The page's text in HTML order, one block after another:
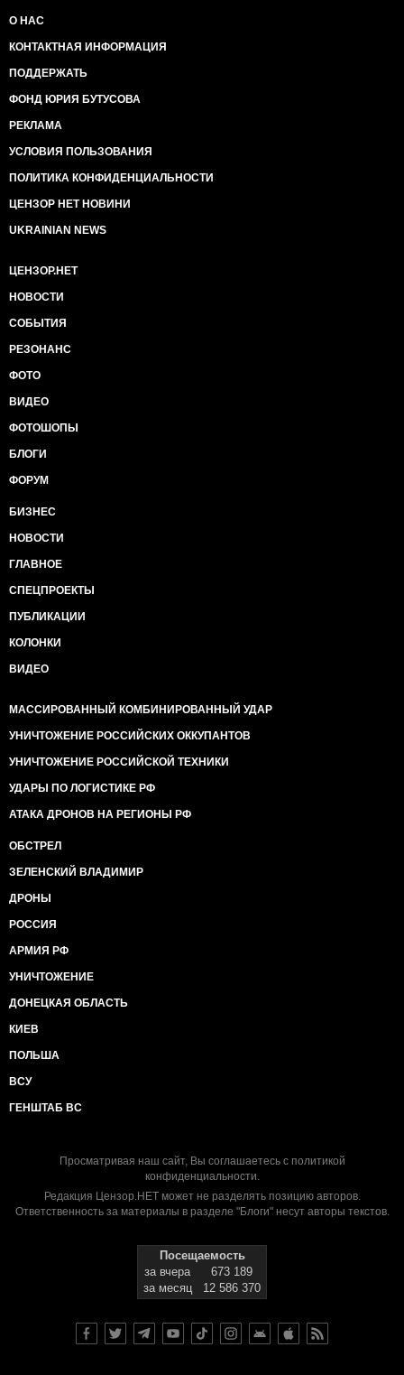
О НАС
КОНТАКТНАЯ ИНФОРМАЦИЯ
ПОДДЕРЖАТЬ
ФОНД ЮРИЯ БУТУСОВА
РЕКЛАМА
УСЛОВИЯ ПОЛЬЗОВАНИЯ
ПОЛИТИКА КОНФИДЕНЦИАЛЬНОСТИ
ЦЕНЗОР НЕТ НОВИНИ
UKRAINIAN NEWS
ЦЕНЗОР.НЕТ
НОВОСТИ
СОБЫТИЯ
РЕЗОНАНС
ФОТО
ВИДЕО
ФОТОШОПЫ
БЛОГИ
ФОРУМ
БИЗНЕС
НОВОСТИ
ГЛАВНОЕ
СПЕЦПРОЕКТЫ
ПУБЛИКАЦИИ
КОЛОНКИ
ВИДЕО
МАССИРОВАННЫЙ КОМБИНИРОВАННЫЙ УДАР
УНИЧТОЖЕНИЕ РОССИЙСКИХ ОККУПАНТОВ
УНИЧТОЖЕНИЕ РОССИЙСКОЙ ТЕХНИКИ
УДАРЫ ПО ЛОГИСТИКЕ РФ
АТАКА ДРОНОВ НА РЕГИОНЫ РФ
ОБСТРЕЛ
ЗЕЛЕНСКИЙ ВЛАДИМИР
ДРОНЫ
РОССИЯ
АРМИЯ РФ
УНИЧТОЖЕНИЕ
ДОНЕЦКАЯ ОБЛАСТЬ
КИЕВ
ПОЛЬША
ВСУ
ГЕНШТАБ ВС
Просматривая наш сайт, Вы соглашаетесь с политикой
конфиденциальности.
Редакция Цензор.НЕТ может не разделять позицию авторов.
Ответственность за материалы в разделе "Блоги" несут авторы текстов.
Посещаемость
за вчера
673 189
за месяц
12 586 370